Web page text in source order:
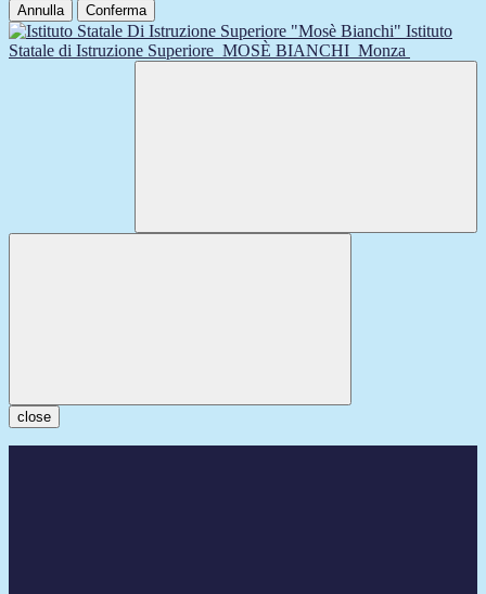
Annulla Conferma
Istituto
Statale di Istruzione Superiore MOSÈ BIANCHI Monza
close